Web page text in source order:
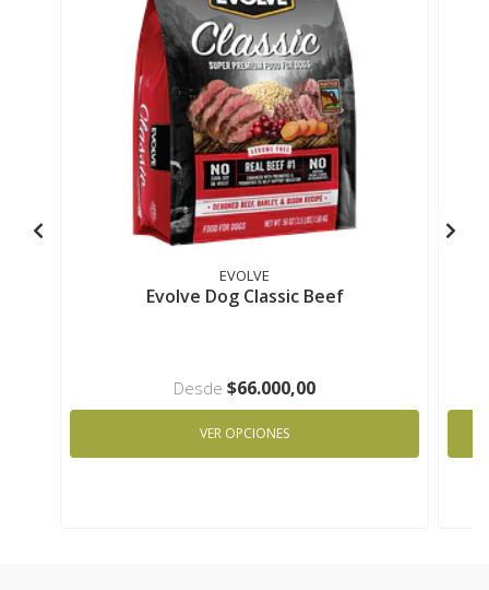
EVOLVE
Evolve Dog Classic Beef
Desde $66.000,00
VER OPCIONES